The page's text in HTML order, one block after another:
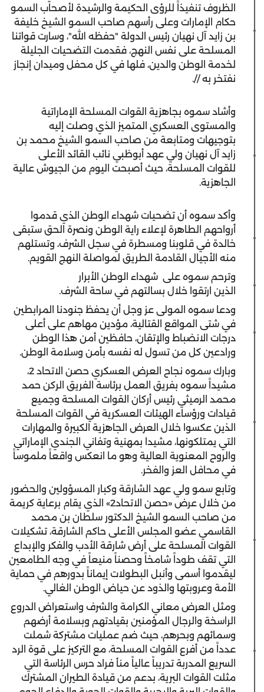
الظروف تنفيذاً للرؤى الحكيمة والرشيدة لأصحاب السمو
حكام الإمارات وعلى رأسهم صاحب السمو الشيخ خليفة
بن زايد آل نهيان رئيس الدولة "حفظه الله"، وسارت قواتنا
المسلحة على نفس النهج، فقدمت التضحيات الجليلة
لخدمة الوطن والدين، فلها في كل محفل وميدان إنجاز
نفتخر به //.
وأشاد سموه بجاهزية القوات المسلحة الإماراتية
والمستوى العسكري المتميز الذي وصلت إليه
بتوجيهات ومتابعة من صاحب السمو الشيخ محمد بن
زايد آل نهيان ولي عهد أبوظبي نائب القائد الأعلى
للقوات المسلحة، حيث أصبحت اليوم من الجيوش عالية
الجاهزية.
وأكد سموه أن تضحيات شهداء الوطن الذي قدموا
أرواحهم الطاهرة لإعلاء راية الوطن ونصرة الحق ستبقى
خالدة في قلوبنا ومسطرة في سجل الشرف، وتستلهم
منه الأجيال القادمة الطريق لمواصلة النهج القويم.
وترحم سموه على شهداء الوطن الأبرار
الذين ارتقوا خلال بسالتهم في ساحة الشرف.
ودعا سموه المولى عز وجل أن يحفظ جنودنا المرابطين
في شتى المواقع القتالية، مؤدين مهاهم على أعلى
درجات الانضباط والإتقان، حافظين أمن هذا الوطن
ورادعين كل من تسول له نفسه بأمن وسلامة الوطن.
وبارك سموه نجاح العرض العسكري حصن الاتحاد 2،
مشيداً سموه بفريق العمل برئاسة الفريق الركن حمد
محمد الرميثي رئيس أركان القوات المسلحة وجميع
قيادات ورؤساء الهيئات العسكرية في القوات المسلحة
الذين عكسوا خلال العرض الجاهزية الكبيرة والمهارات
التي يمتلكونها، مشيدا بمهنية وتفاني الجندي الإماراتي
والروح المعنوية العالية وهو ما انعكس واقعاً ملموساً
في محافل العز والفخر.
وتابع سمو ولي عهد الشارقة وكبار المسؤولين والحضور
من خلال عرض «حصن الاتحاد2» الذي يقام برعاية كريمة
من صاحب السمو الشيخ الدكتور سلطان بن محمد
القاسمي عضو المجلس الأعلى حاكم الشارقة، تشكيلات
القوات المسلحة على أرض شارقة الأدب والفكر والإبداع
التي تقف طوداً شامخاً وحصناً منيعاً في وجه الطامعين
ليقدموا أسمى وأنبل البطولات إيماناً بدورهم في حماية
الأمة وعروبتها والذود عن حياض الوطن الغالي.
ومثل العرض معاني الكرامة والشرف واستعراض الدروع
الراسخة والرجال المؤمنين بقيادتهم وبسلامة أرضهم
وسمائهم وبحرهم، حيث ضم عمليات مشتركة شملت
عدداً من أفرع القوات المسلحة، مع التركيز على قوة الرد
السريع المدربة تدريباً عالياً منأ فراد حرس الرئاسة التي
مثلت القوات البرية، بدعم من قيادة الطيران المشترك